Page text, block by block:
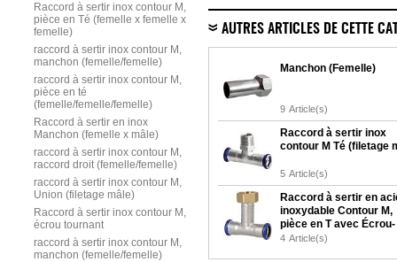
Raccord à sertir inox contour M,
pièce en Té (femelle x femelle x
femelle)
raccord à sertir inox contour M,
manchon (femelle/femelle)
raccord à sertir inox contour M,
pièce en té
(femelle/femelle/femelle)
Raccord à sertir en inox
Manchon (femelle x mâle)
raccord à sertir inox contour M,
raccord droit (femelle/femelle)
raccord à sertir inox contour M,
Union (filetage mâle)
Raccord à sertir inox contour M,
écrou tournant
raccord à sertir inox contour M,
manchon (femelle/femelle)
AUTRES ARTICLES DE CETTE
Manchon (Femelle)
9 Article(s)
Raccord à sertir inox
contour M Té (filetage
5 Article(s)
Raccord à sertir en
inoxydable Contour M,
pièce en T avec Écrou-
tournant
4 Article(s)